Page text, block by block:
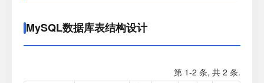
MySQL数据库表结构设计
第 1-2 条, 共 2 条.